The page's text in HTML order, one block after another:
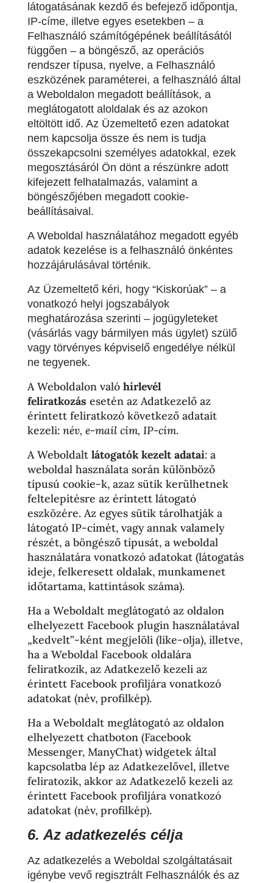
látogatásának kezdő és befejező időpontja,
IP-címe, illetve egyes esetekben – a
Felhasználó számítógépének beállításától
függően – a böngésző, az operációs
rendszer típusa, nyelve, a Felhasználó
eszközének paraméterei, a felhasználó által
a Weboldalon megadott beállítások, a
meglátogatott aloldalak és az azokon
eltöltött idő. Az Üzemeltető ezen adatokat
nem kapcsolja össze és nem is tudja
összekapcsolni személyes adatokkal, ezek
megosztásáról Ön dönt a részünkre adott
kifejezett felhatalmazás, valamint a
böngészőjében megadott cookie-
beállításaival.
A Weboldal használatához megadott egyéb
adatok kezelése is a felhasználó önkéntes
hozzájárulásával történik.
Az Üzemeltető kéri, hogy “Kiskorúak” – a
vonatkozó helyi jogszabályok
meghatározása szerinti – jogügyleteket
(vásárlás vagy bármilyen más ügylet) szülő
vagy törvényes képviselő engedélye nélkül
ne tegyenek.
A Weboldalon való hírlevél
feliratkozás esetén az Adatkezelő az
érintett feliratkozó következő adatait
kezeli: név, e-mail cím, IP-cím.
A Weboldalt látogatók kezelt adatai: a
weboldal használata során különböző
típusú cookie-k, azaz sütik kerülhetnek
feltelepítésre az érintett látogató
eszközére. Az egyes sütik tárolhatják a
látogató IP-címét, vagy annak valamely
részét, a böngésző típusát, a weboldal
használatára vonatkozó adatokat (látogatás
ideje, felkeresett oldalak, munkamenet
időtartama, kattintások száma).
Ha a Weboldalt meglátogató az oldalon
elhelyezett Facebook plugin használatával
„kedvelt”-ként megjelöli (like-olja), illetve,
ha a Weboldal Facebook oldalára
feliratkozik, az Adatkezelő kezeli az
érintett Facebook profiljára vonatkozó
adatokat (név, profilkép).
Ha a Weboldalt meglátogató az oldalon
elhelyezett chatboton (Facebook
Messenger, ManyChat) widgetek által
kapcsolatba lép az Adatkezelővel, illetve
feliratozik, akkor az Adatkezelő kezeli az
érintett Facebook profiljára vonatkozó
adatokat (név, profilkép).
6. Az adatkezelés célja
Az adatkezelés a Weboldal szolgáltatásait
igénybe vevő regisztrált Felhasználók és az